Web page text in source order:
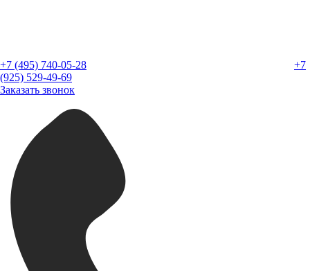
+7 (495) 740-05-28
+7
(925) 529-49-69
Заказать звонок